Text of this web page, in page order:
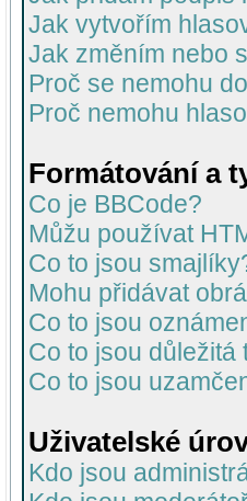
Jak vytvořím
Jak změním nebo
Proč se nemohu
Proč nemohu
Formátování a
Co je BBCode?
Můžu používat
Co to jsou
Mohu přidávat
Co to jsou
Co to jsou důležitá
Co to jsou
Uživatelské
Kdo jsou